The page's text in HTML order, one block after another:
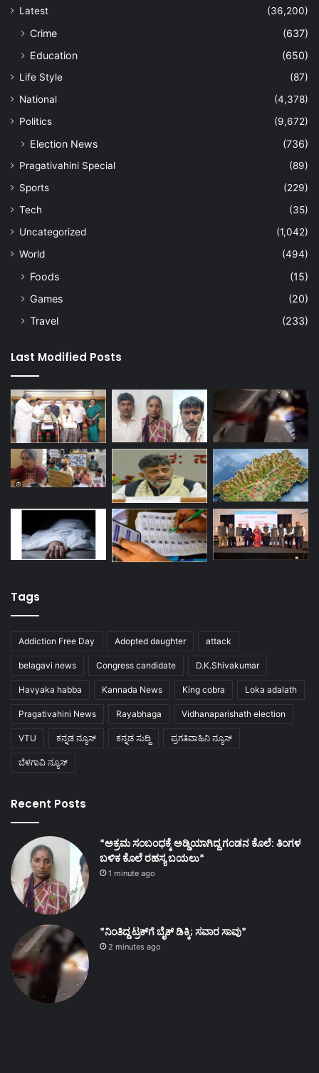
Latest
(36,200)
Crime
(637)
Education
(650)
Life Style
(87)
National
(4,378)
Politics
(9,672)
Election News (736)
Pragativahini Special
(89)
Sports
(229)
Tech
(35)
Uncategorized
(1,042)
World
(494)
Foods
(15)
Games
(20)
Travel
(233)
Last Modified Posts
Tags
Addiction Free Day Adopted daughter attack
belagavi news Congress candidate D.K.Shivakumar
Havyaka habba Kannada News King cobra Loka adalath
Pragativahini News Rayabhaga Vidhanaparishath election
VTU ಕನ್ನಡ ನ್ಯೂಸ್ ಕನ್ನಡ ಸುದ್ದಿ ಪ್ರಗತಿವಾಹಿನಿ ನ್ಯೂಸ್
ಬೆಳಗಾವಿ ನ್ಯೂಸ್
Recent Posts
*ಅಕ್ರಮ ಸಂಬಂಧಕ್ಕೆ ಅಡ್ಡಿಯಾಗಿದ್ದ ಗಂಡನ ಕೊಲೆ: ತಿಂಗಳ
ಬಳಿಕ ಕೊಲೆ ರಹಸ್ಯ ಬಯಲು*
1 minute ago
*ನಿಂತಿದ್ದ ಟ್ರಕ್‌ಗೆ ಬೈಕ್ ಡಿಕ್ಕಿ; ಸವಾರ ಸಾವು*
2 minutes ago